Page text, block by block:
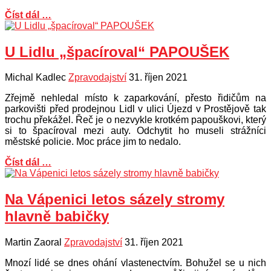
Číst dál …
U Lidlu „špacíroval“ PAPOUŠEK
Michal Kadlec Zpravodajství 31. říjen 2021
Zřejmě nehledal místo k zaparkování, přesto řidičům na
parkovišti před prodejnou Lidl v ulici Újezd v Prostějově tak
trochu překážel. Řeč je o nezvykle krotkém papouškovi, který
si to špacíroval mezi auty. Odchytit ho museli strážníci
městské policie. Moc práce jim to nedalo.
Číst dál …
Na Vápenici letos sázely stromy
hlavně babičky
Martin Zaoral Zpravodajství 31. říjen 2021
Mnozí lidé se dnes ohání vlastenectvím. Bohužel se u nich